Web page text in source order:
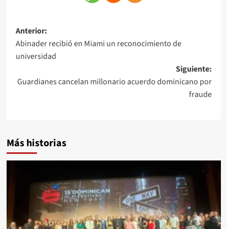
Anterior:
Abinader recibió en Miami un reconocimiento de
universidad
Siguiente:
Guardianes cancelan millonario acuerdo dominicano por
fraude
Más historias